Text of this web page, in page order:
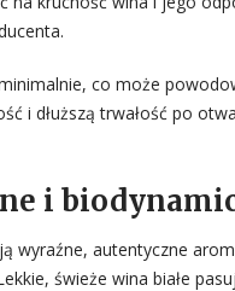
co może
i dłuższą trwałość po
i
wyraźne, autentyczne
świeże wina białe